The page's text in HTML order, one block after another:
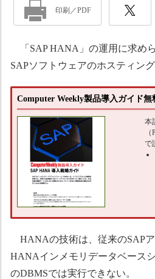
印刷／PDF
「SAP HANA」の運用に求め
SAPソフトウェアのホスティン
Computer Weekly製品導入ガイド無
本
で
HANAの技術は、従来のSAP
HANAインメモリデータベース
のDBMSでは実行できない。